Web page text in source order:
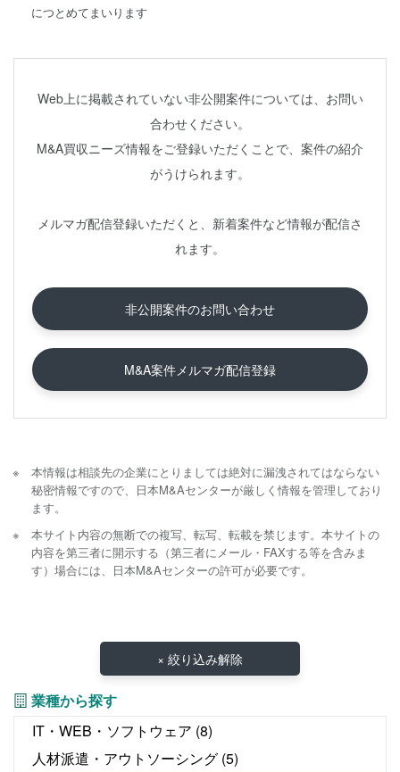
につとめてまいります
Web上に掲載されていない非公開案件については、お問い
合わせください。
M&A買収ニーズ情報をご登録いただくことで、案件の紹介
がうけられます。
メルマガ配信登録いただくと、新着案件など情報が配信さ
れます。
非公開案件のお問い合わせ
M&A案件メルマガ配信登録
本情報は相談先の企業にとりましては絶対に漏洩されてはならない
秘密情報ですので、日本M&Aセンターが厳しく情報を管理しており
ます。
本サイト内容の無断での複写、転写、転載を禁じます。本サイトの
内容を第三者に開示する（第三者にメール・FAXする等を含みま
す）場合には、日本M&Aセンターの許可が必要です。
× 絞り込み解除
業種から探す
IT・WEB・ソフトウェア (8)
人材派遣・アウトソーシング (5)